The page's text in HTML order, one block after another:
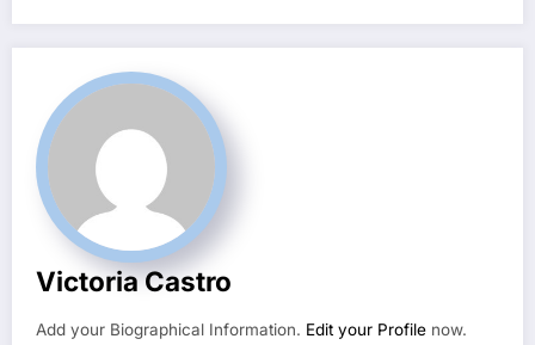
Victoria Castro
Add your Biographical Information. Edit your Profile now.